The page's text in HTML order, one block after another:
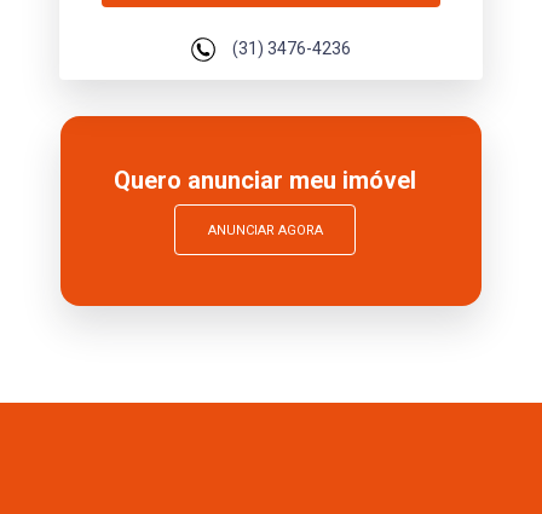
(31) 3476-4236
Quero anunciar meu imóvel
ANUNCIAR AGORA